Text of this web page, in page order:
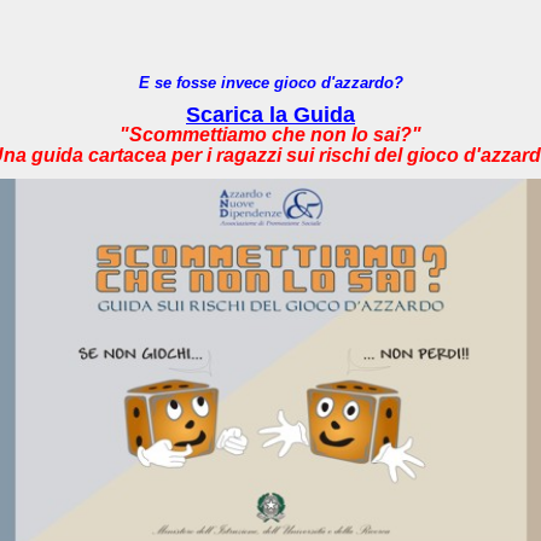
E se fosse invece gioco d'azzardo?
Scarica la Guida
"Scommettiamo che non lo sai?"
guida cartacea per i ragazzi sui rischi del gioco